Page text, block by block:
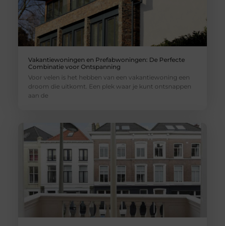
Vakantiewoningen en Prefabwoningen: De Perfecte
Combinatie voor Ontspanning
Voor velen is het hebben van een vakantiewoning een
droom die uitkomt. Een plek waar je kunt ontsnappen
aan de